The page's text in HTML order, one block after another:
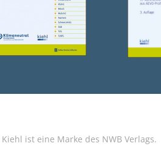
ist eine Marke des NWB Verlags.